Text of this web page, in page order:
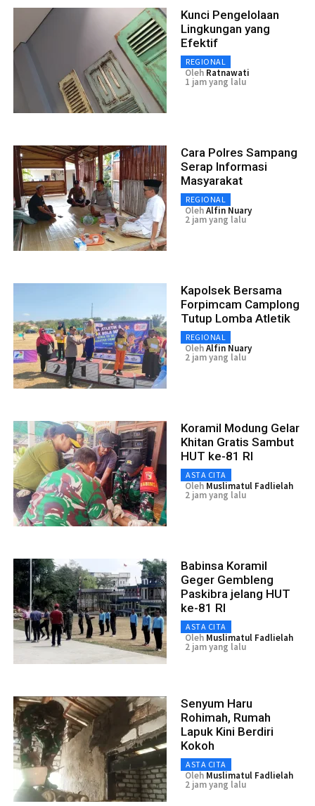
Kunci Pengelolaan
Lingkungan yang
Efektif
REGIONAL
Oleh Ratnawati
1 jam yang lalu
Cara Polres Sampang
Serap Informasi
Masyarakat
REGIONAL
OlehAlfin Nuary
2 jam yang lalu
Kapolsek Bersama
Forpimcam Camplong
Tutup Lomba Atletik
REGIONAL
OlehAlfin Nuary
2 jam yang lalu
Koramil Modung Gelar
Khitan Gratis Sambut
HUT ke-81 RI
ASTA CITA
Oleh Muslimatul Fadlielah
2 jam yang lalu
Babinsa Koramil
Geger Gembleng
Paskibra jelang HUT
ke-81 RI
ASTA CITA
Oleh Muslimatul Fadlielah
2 jam yang lalu
Senyum Haru
Rohimah, Rumah
Lapuk Kini Berdiri
Kokoh
ASTA CITA
Oleh Muslimatul Fadlielah
2 jam yang lalu